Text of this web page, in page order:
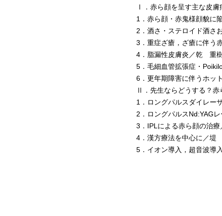
Ⅰ．赤ら顔を呈す主な皮膚
1．赤ら顔・赤鬼様顔貌に
2．酒さ・ステロイド酒さ
3．重症ざ瘡，ざ瘡に伴う
4．脂漏性皮膚炎／乾 重
5．毛細血管拡張症・
6．更年期障害に伴うホッ
Ⅱ．先生ならどうする？赤
1．ロングパルスダイレー
2．ロングパルスNd:YAG
3．IPLによる赤ら顔の治
4．漢方療法を中心に／
5．イオン導入，超音波導